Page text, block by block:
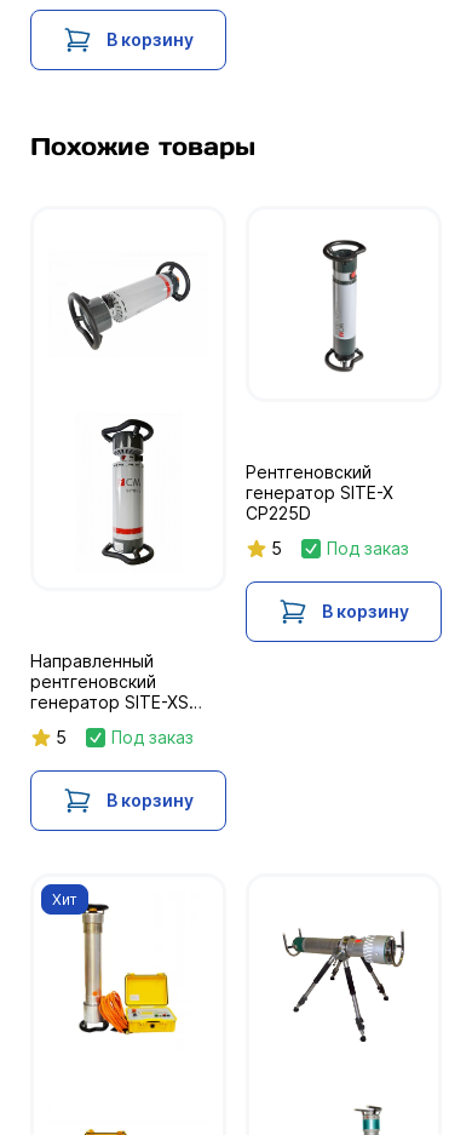
В корзину
Похожие товары
Направленный
рентгеновский
генератор SITE-XS
5 Под заказ
В корзину
Рентгеновский
генератор SITE-X
CP225D
5
Под заказ
В корзину
Хит